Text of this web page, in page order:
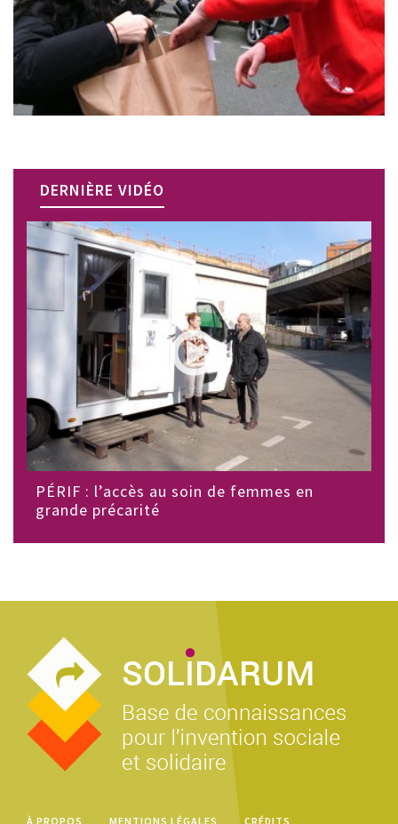
DERNIÈRE VIDÉO
PÉRIF : l’accès au soin de femmes en
grande précarité
À PROPOS MENTIONS LÉGALES CRÉDITS